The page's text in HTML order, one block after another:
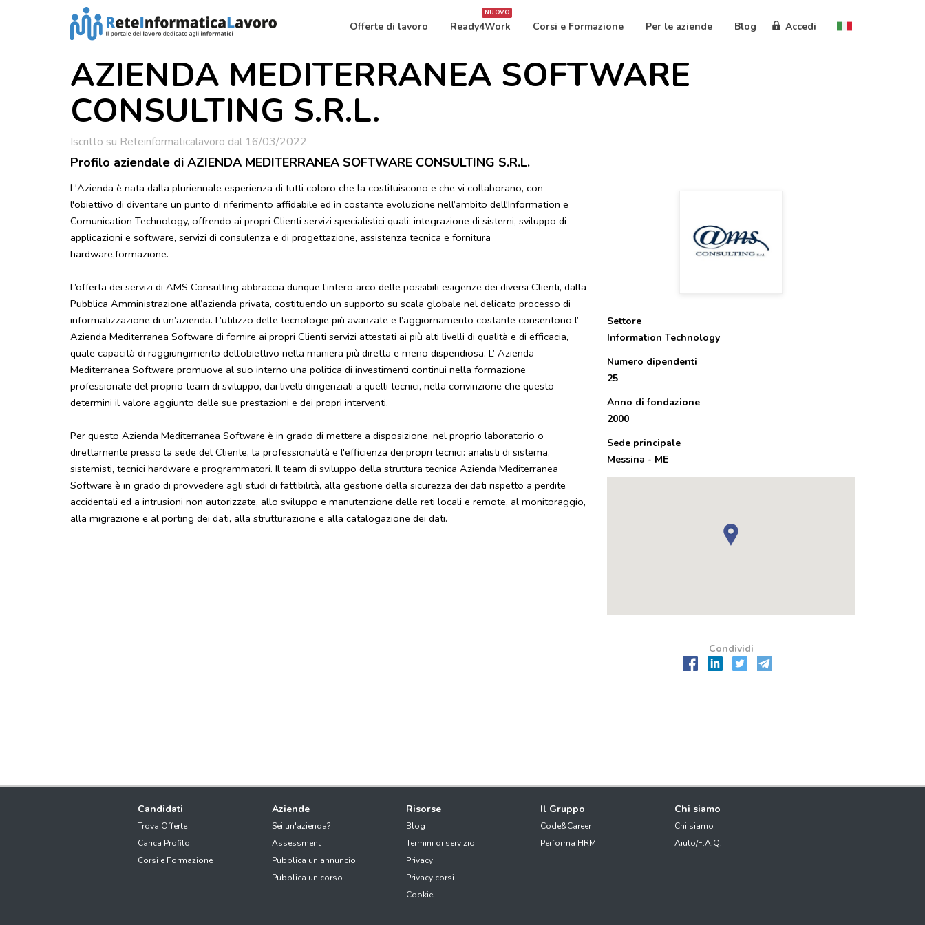
Offerte di lavoro
NUOVO
Ready4Work Corsi e Formazione Per le aziende Blog Accedi
AZIENDA MEDITERRANEA SOFTWARE
CONSULTING S.R.L.
Iscritto su Reteinformaticalavoro dal 16/03/2022
Profilo aziendale di AZIENDA MEDITERRANEA SOFTWARE CONSULTING S.R.L.
L'Azienda è nata dalla pluriennale esperienza di tutti coloro che la costituiscono e che vi collaborano, con
l'obiettivo di diventare un punto di riferimento affidabile ed in costante evoluzione nell’ambito dell'Information e
Comunication Technology, offrendo ai propri Clienti servizi specialistici quali: integrazione di sistemi, sviluppo di
applicazioni e software, servizi di consulenza e di progettazione, assistenza tecnica e fornitura
hardware,formazione.
L’offerta dei servizi di AMS Consulting abbraccia dunque l’intero arco delle possibili esigenze dei diversi Clienti, dalla
Pubblica Amministrazione all’azienda privata, costituendo un supporto su scala globale nel delicato processo di
informatizzazione di un’azienda. L’utilizzo delle tecnologie più avanzate e l’aggiornamento costante consentono l’
Azienda Mediterranea Software di fornire ai propri Clienti servizi attestati ai più alti livelli di qualità e di efficacia,
quale capacità di raggiungimento dell’obiettivo nella maniera più diretta e meno dispendiosa. L’ Azienda
Mediterranea Software promuove al suo interno una politica di investimenti continui nella formazione
professionale del proprio team di sviluppo, dai livelli dirigenziali a quelli tecnici, nella convinzione che questo
determini il valore aggiunto delle sue prestazioni e dei propri interventi.
Per questo Azienda Mediterranea Software è in grado di mettere a disposizione, nel proprio laboratorio o
direttamente presso la sede del Cliente, la professionalità e l'efficienza dei propri tecnici: analisti di sistema,
sistemisti, tecnici hardware e programmatori. Il team di sviluppo della struttura tecnica Azienda Mediterranea
Software è in grado di provvedere agli studi di fattibilità, alla gestione della sicurezza dei dati rispetto a perdite
accidentali ed a intrusioni non autorizzate, allo sviluppo e manutenzione delle reti locali e remote, al monitoraggio,
alla migrazione e al porting dei dati, alla strutturazione e alla catalogazione dei dati.
Settore
Information Technology
Numero dipendenti
25
Anno di fondazione
2000
Sede principale
Messina - ME
Condividi
Candidati
Trova Offerte
Carica Profilo
Corsi e Formazione
Aziende
Sei un'azienda?
Assessment
Pubblica un annuncio
Pubblica un corso
Risorse
Blog
Termini di servizio
Privacy
Privacy corsi
Cookie
Il Gruppo
Code&Career
Performa HRM
Chi siamo
Chi siamo
Aiuto/F.A.Q.